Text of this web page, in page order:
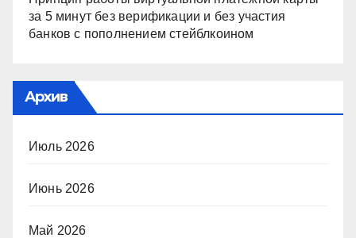
за 5 минут без верификации и без участия
банков с пополнением стейблкоином
Архив
Июль 2026
Июнь 2026
Май 2026